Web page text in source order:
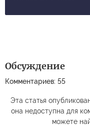
Обсуждение
Комментариев: 55
Эта статья
она недоступна для
можете